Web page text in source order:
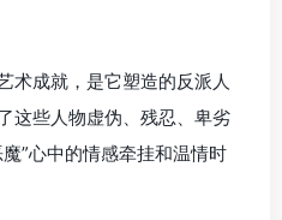
术成就，是它塑造的反派人
这些人物虚伪、残忍、卑劣
”心中的情感牵挂和温情时